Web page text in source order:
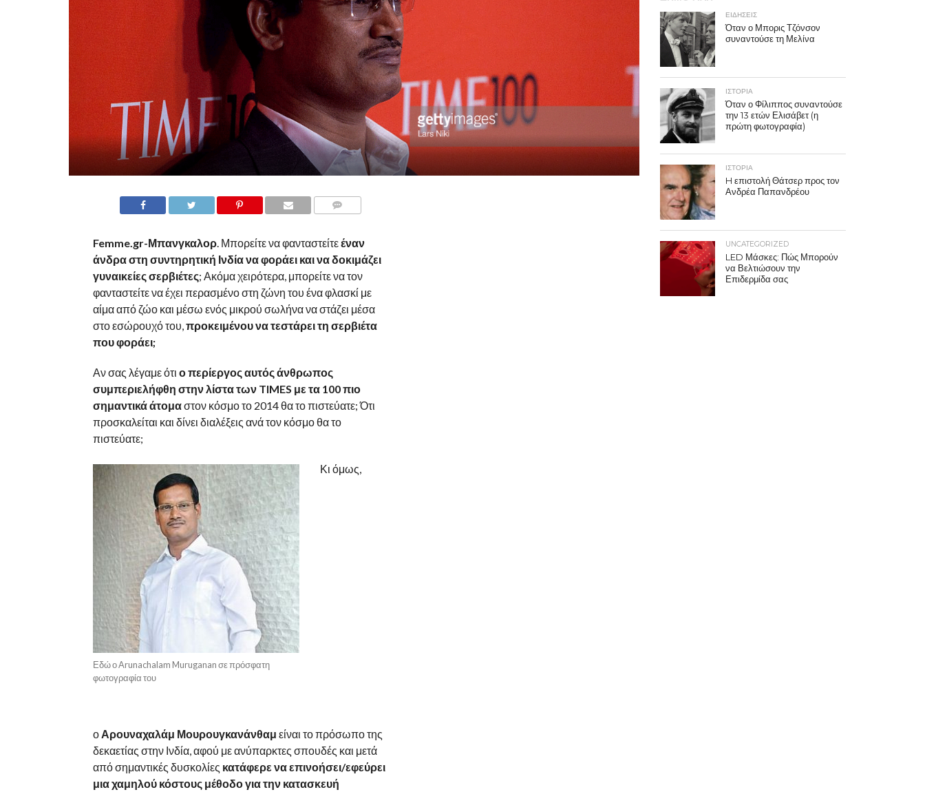
Femme.gr-Μπανγκαλορ. Μπορείτε να φανταστείτεέναν
άνδρα στη συντηρητική Ινδία να φοράει και να δοκιμάζει
γυναικείες σερβιέτες; Ακόμα χειρότερα, μπορείτε να τον
φανταστείτε να έχει περασμένο στη ζώνη του ένα φλασκί με
αίμα από ζώο και μέσω ενός μικρού σωλήνα να στάζει μέσα
στο εσώρουχό του, προκειμένου να τεστάρει τη σερβιέτα
που φοράει;
Αν σας λέγαμε ότι ο περίεργος αυτός άνθρωπος
συμπεριελήφθη στην λίστα των TIMES με τα 100 πιο
σημαντικά άτομαστον κόσμο το 2014 θα το πιστεύατε; Ότι
προσκαλείται και δίνει διαλέξεις ανά τον κόσμο θα το
πιστεύατε;
Εδώ ο Arunachalam Muruganan σε πρόσφατη
φωτογραφία του
Κι όμως,
ο Αρουναχαλάμ Μουρουγκανάνθαμ είναι το πρόσωπο της
δεκαετίας στην Ινδία, αφού με ανύπαρκτες σπουδές και μετά
από σημαντικές δυσκολίες κατάφερε να επινοήσει/εφεύρει
μια χαμηλού κόστους μέθοδο για την κατασκευή
ΕΙΔΗΣΕΙΣ
Όταν ο Μπορις Τζόνσον
συναντούσε τη Μελίνα
ΙΣΤΟΡΙΑ
Όταν ο Φίλιππος συναντούσε
την 13 ετών Ελισάβετ (η
πρώτη φωτογραφία)
ΙΣΤΟΡΙΑ
H επιστολή Θάτσερ προς τον
Ανδρέα Παπανδρέου
UNCATEGORIZED
LED Μάσκες: Πώς Μπορούν
να Βελτιώσουν την
Επιδερμίδα σας